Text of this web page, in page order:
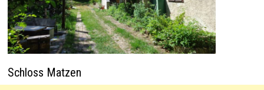
Schloss Matzen